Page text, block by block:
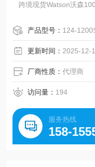
跨境现货Watson沃森
产品型号： 124-
更新时间： 2025-12-
厂商性质：代理商
访问量： 194
服务热线
158-